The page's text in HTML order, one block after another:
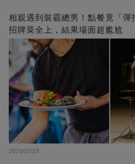
相親遇到裝霸總男！點餐竟「彈
招牌菜全上，結果場面超尷尬
2023/07/23